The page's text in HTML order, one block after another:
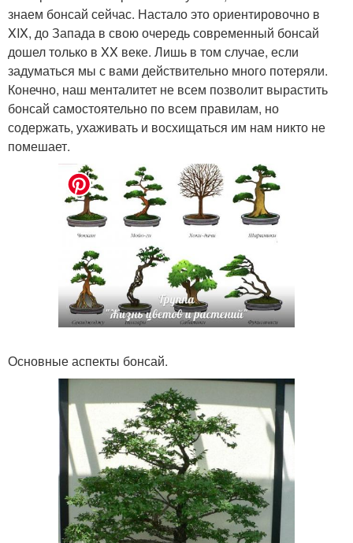
знаем бонсай сейчас. Настало это ориентировочно в
XIX, до Запада в свою очередь современный бонсай
дошел только в XX веке. Лишь в том случае, если
задуматься мы с вами действительно много потеряли.
Конечно, наш менталитет не всем позволит вырастить
бонсай самостоятельно по всем правилам, но
содержать, ухаживать и восхищаться им нам никто не
помешает.
Основные аспекты бонсай.